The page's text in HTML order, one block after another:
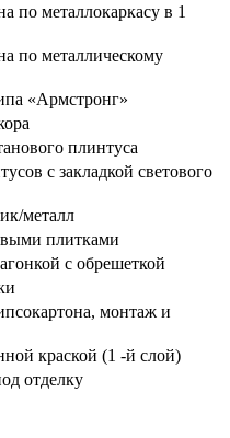
по металлокаркасу в 1
по металлическому
«Армстронг»
плинтуса
с закладкой светового
металл
плитками
с обрешеткой
монтаж и
краской (1 -й слой)
отделку